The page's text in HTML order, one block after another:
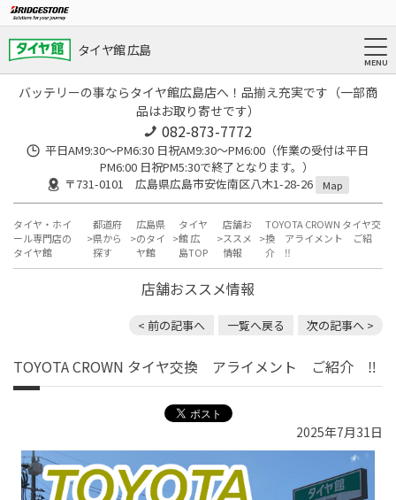
タイヤ館 広島
バッテリーの事ならタイヤ館広島店へ！品揃え充実です（一部商
品はお取り寄せです）
082-873-7772
平日AM9:30～PM6:30 日祝AM9:30〜PM6:00（作業の受付は平日
PM6:00 日祝PM5:30で終了となります。）
〒731-0101 広島県広島市安佐南区八木1-28-26
Map
タイヤ・ホイ
ール専門店の
タイヤ館
都道府
県から
探す
広島県
のタイ
ヤ館
タイヤ
館 広
島TOP
店舗お
ススメ
情報
TOYOTA CROWN タイヤ交
換 アライメント ご紹
介 ‼️
店舗おススメ情報
< 前の記事へ 一覧へ戻る 次の記事へ >
TOYOTA CROWN タイヤ交換 アライメント ご紹介 ‼️
2025年7月31日